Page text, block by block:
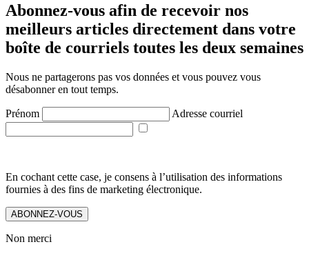
Abonnez-vous afin de recevoir nos
meilleurs articles directement dans votre
boîte de courriels toutes les deux semaines
Nous ne partagerons pas vos données et vous pouvez vous
désabonner en tout temps.
Prénom Adresse courriel
En cochant cette case, je consens à l’utilisation des informations
fournies à des fins de marketing électronique.
ABONNEZ-VOUS
Non merci